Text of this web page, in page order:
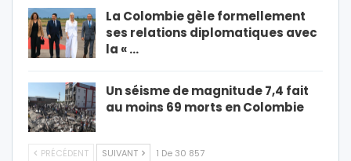
La Colombie gèle formellement
ses relations diplomatiques avec
la « …
Un séisme de magnitude 7,4 fait
au moins 69 morts en Colombie
PRÉCÉDENT SUIVANT 1 De 30 857